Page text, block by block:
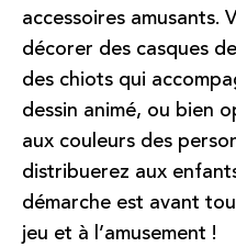
accessoires amusants.
décorer des casques
des chiots qui
dessin animé, ou bien
aux couleurs des
distribuerez aux
démarche est avant
jeu et à l’amusement !